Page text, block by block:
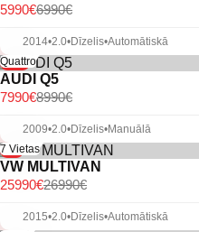
6990€
5990€
2014•2.0•Dīzelis•Automātiskā
-11%
Quattro
AUDI Q5
8990€
7990€
2009•2.0•Dīzelis•Manuālā
-4%
7 Vietas
VW MULTIVAN
26990€
25990€
2015•2.0•Dīzelis•Automātiskā